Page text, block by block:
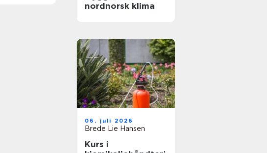
nordnorsk klima
06. juli 2026
Brede Lie Hansen
Kurs i